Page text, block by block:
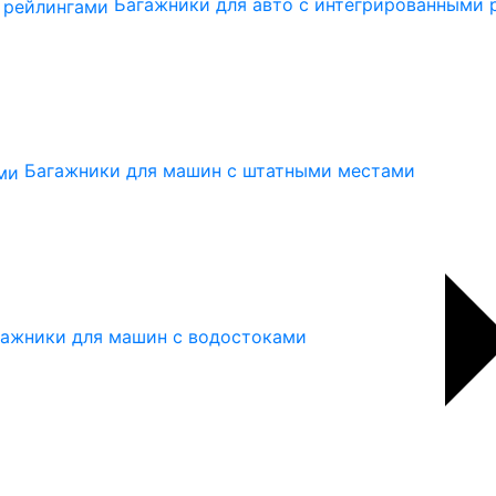
Багажники для авто с интегрированными
Багажники для машин с штатными местами
для машин с водостоками